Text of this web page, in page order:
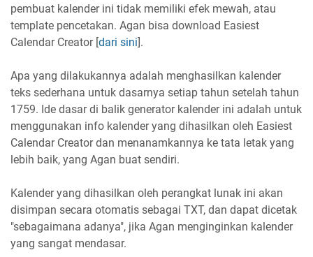
pembuat kalender ini tidak memiliki efek mewah, atau
template pencetakan. Agan bisa download Easiest
Calendar Creator [dari sini].
Apa yang dilakukannya adalah menghasilkan kalender
teks sederhana untuk dasarnya setiap tahun setelah tahun
1759. Ide dasar di balik generator kalender ini adalah untuk
menggunakan info kalender yang dihasilkan oleh Easiest
Calendar Creator dan menanamkannya ke tata letak yang
lebih baik, yang Agan buat sendiri.
Kalender yang dihasilkan oleh perangkat lunak ini akan
disimpan secara otomatis sebagai TXT, dan dapat dicetak
"sebagaimana adanya", jika Agan menginginkan kalender
yang sangat mendasar.